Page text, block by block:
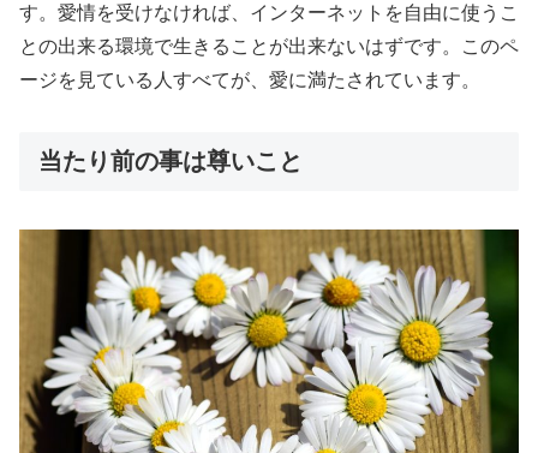
す。愛情を受けなければ、インターネットを自由に使うこ
との出来る環境で生きることが出来ないはずです。このペ
ージを見ている人すべてが、愛に満たされています。
当たり前の事は尊いこと